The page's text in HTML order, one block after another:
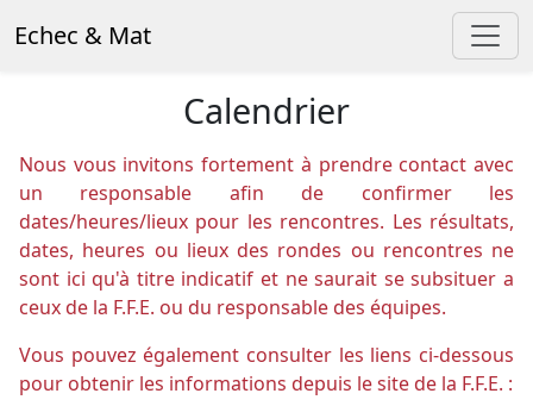
Echec & Mat
Calendrier
Nous vous invitons fortement à prendre contact avec
un responsable afin de confirmer les
dates/heures/lieux pour les rencontres. Les résultats,
dates, heures ou lieux des rondes ou rencontres ne
sont ici qu'à titre indicatif et ne saurait se subsituer a
ceux de la F.F.E. ou du responsable des équipes.
Vous pouvez également consulter les liens ci-dessous
pour obtenir les informations depuis le site de la F.F.E. :